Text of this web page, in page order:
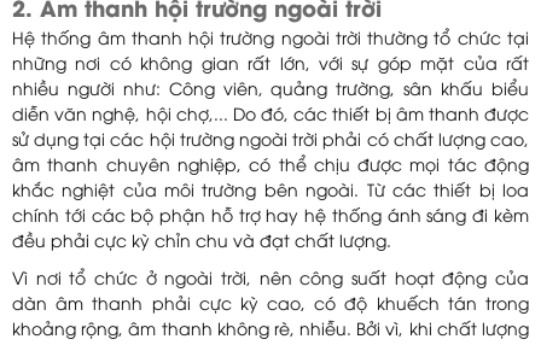
2. Âm thanh hội trường ngoài trời
Hệ thống âm thanh hội trường ngoài trời thường tổ chức tại
những nơi có không gian rất lớn, với sự góp mặt của rất
nhiều người như: Công viên, quảng trường, sân khấu biểu
diễn văn nghệ, hội chợ,... Do đó, các thiết bị âm thanh được
sử dụng tại các hội trường ngoài trời phải có chất lượng cao,
âm thanh chuyên nghiệp, có thể chịu được mọi tác động
khắc nghiệt của môi trường bên ngoài. Từ các thiết bị loa
chính tới các bộ phận hỗ trợ hay hệ thống ánh sáng đi kèm
đều phải cực kỳ chỉn chu và đạt chất lượng.
Vì nơi tổ chức ở ngoài trời, nên công suất hoạt động của
dàn âm thanh phải cực kỳ cao, có độ khuếch tán trong
khoảng rộng, âm thanh không rè, nhiễu. Bởi vì, khi chất lượng